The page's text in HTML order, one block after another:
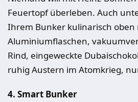
Feuertopf überleben. Auch
Ihrem Bunker kulinarisch oben
Aluminiumflaschen,
Rind, eingeweckte
ruhig Austern im Atomkrieg,
4. Smart Bunker